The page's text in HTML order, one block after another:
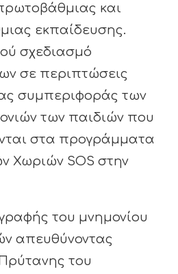
και
εκπαίδευσης.
σχεδιασμό
σε περιπτώσεις
συμπεριφοράς των
των παιδιών που
στα προγράμματα
Χωριών SOS στην
του μνημονίου
απευθύνοντας
του